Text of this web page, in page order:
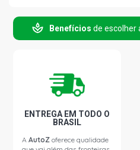
Benefícios de escolher
ENTREGA EM TODO O
BRASIL
AAutoZ oferece qualidade